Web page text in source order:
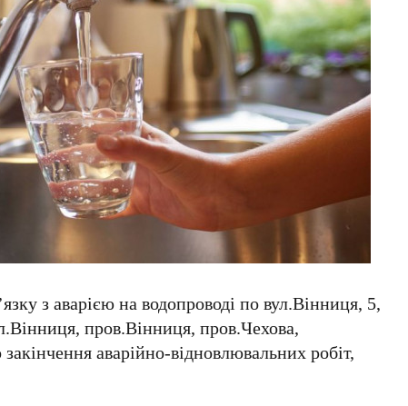
з аварією на водопроводі по вул.Вінниця, 5,
пров.Вінниця, пров.Чехова,
аварійно-відновлювальних робіт,